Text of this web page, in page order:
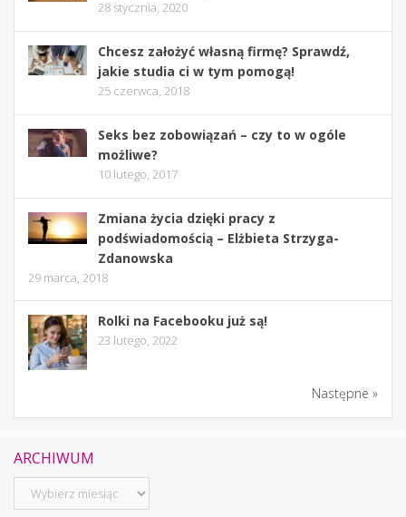
28 stycznia, 2020
Chcesz założyć własną firmę? Sprawdź,
jakie studia ci w tym pomogą!
25 czerwca, 2018
Seks bez zobowiązań – czy to w ogóle
możliwe?
10 lutego, 2017
Zmiana życia dzięki pracy z
podświadomością – Elżbieta Strzyga-
Zdanowska
29 marca, 2018
Rolki na Facebooku już są!
23 lutego, 2022
Następne »
ARCHIWUM
Archiwum